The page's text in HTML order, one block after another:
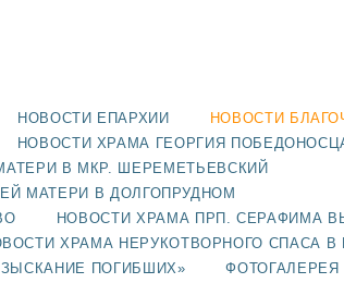
НОВОСТИ ЕПАРХИИ
НОВОСТИ
НОВОСТИ ХРАМА ГЕОРГИЯ
В МКР. ШЕРЕМЕТЬЕВСКИЙ
МАТЕРИ В ДОЛГОПРУДНОМ
НОВОСТИ ХРАМА ПРП. СЕРАФИМА
ХРАМА НЕРУКОТВОРНОГО СПАСА В
ПОГИБШИХ»
ФОТОГАЛЕРЕЯ